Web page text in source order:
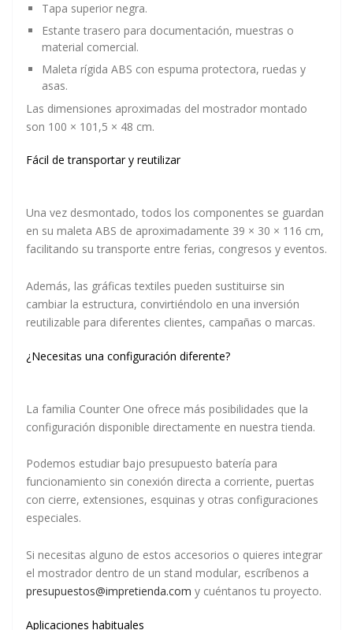
Tapa superior negra.
Estante trasero para documentación, muestras o
material comercial.
Maleta rígida ABS con espuma protectora, ruedas y
asas.
Las dimensiones aproximadas del mostrador montado
son 100 × 101,5 × 48 cm.
Fácil de transportar y reutilizar
Una vez desmontado, todos los componentes se guardan
en su maleta ABS de aproximadamente 39 × 30 × 116 cm,
facilitando su transporte entre ferias, congresos y eventos.
Además, las gráficas textiles pueden sustituirse sin
cambiar la estructura, convirtiéndolo en una inversión
reutilizable para diferentes clientes, campañas o marcas.
¿Necesitas una configuración diferente?
La familia Counter One ofrece más posibilidades que la
configuración disponible directamente en nuestra tienda.
Podemos estudiar bajo presupuesto batería para
funcionamiento sin conexión directa a corriente, puertas
con cierre, extensiones, esquinas y otras configuraciones
especiales.
Si necesitas alguno de estos accesorios o quieres integrar
el mostrador dentro de un stand modular, escríbenos a
presupuestos@impretienda.com y cuéntanos tu proyecto.
Aplicaciones habituales